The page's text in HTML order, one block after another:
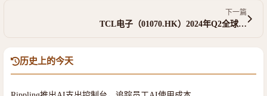
下一篇
TCL电子（01070.HK）2024年Q2全球…
历史上的今天